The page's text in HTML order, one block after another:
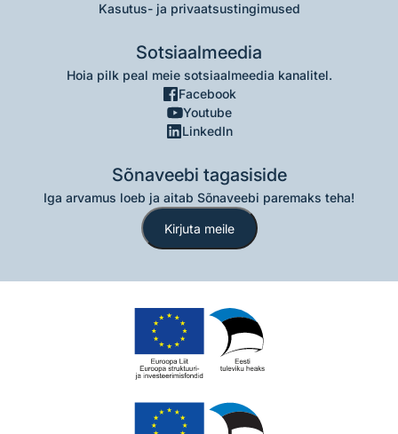
Kasutus- ja privaatsustingimused
Sotsiaalmeedia
Hoia pilk peal meie sotsiaalmeedia kanalitel.
Facebook
Youtube
LinkedIn
Sõnaveebi tagasiside
Iga arvamus loeb ja aitab Sõnaveebi paremaks teha!
Kirjuta meile